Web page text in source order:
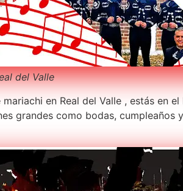
del Valle
en Real del Valle , estás en
grandes como bodas,